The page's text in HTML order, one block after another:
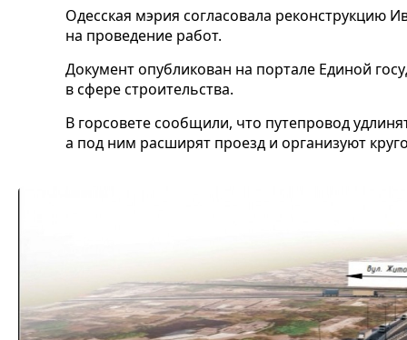
Одесская мэрия согласовала реконструкцию
на проведение работ.
Документ опубликован на портале Единой
в сфере строительства.
В горсовете сообщили, что путепровод
а под ним расширят проезд и организуют